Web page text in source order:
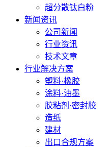
超分散钛白粉
新闻资讯
公司新闻
行业资讯
技术文章
行业解决方案
塑料·橡胶
涂料·油墨
胶粘剂·密封胶
造纸
建材
出口合规方案